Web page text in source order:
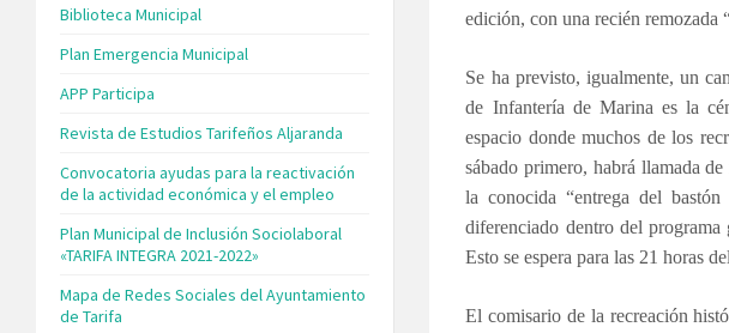
edición, con una recién remozada
Se ha previsto, igualmente, un
de Infantería de Marina es la
espacio donde muchos de los
sábado primero, habrá llamada
la conocida “entrega del
diferenciado dentro del
Esto se espera para las 21 horas
El comisario de la recreación
Biblioteca Municipal
Plan Emergencia Municipal
APP Participa
Revista de Estudios Tarifeños Aljaranda
Convocatoria ayudas para la reactivación
de la actividad económica y el empleo
Plan Municipal de Inclusión Sociolaboral
«TARIFA INTEGRA 2021-2022»
Mapa de Redes Sociales del Ayuntamiento
de Tarifa